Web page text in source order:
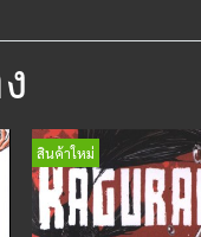
สินค้าใหม่